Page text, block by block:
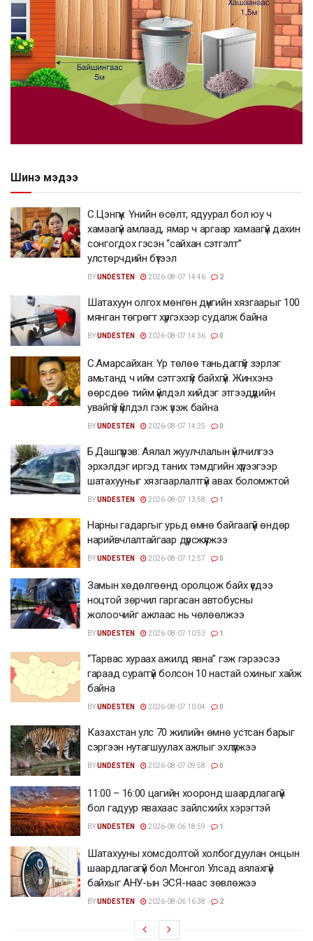
Шинэ мэдээ
С.Цэнгүүн: Үнийн өсөлт, ядуурал бол юу ч
хамаагүй амлаад, ямар ч аргаар хамаагүй дахин
сонгогдох гэсэн “сайхан сэтгэлт”
улстөрчдийн бүтээл
BYUNDESTEN 2026-08-07 14:46 2
Шатахуун олгох мөнгөн дүнгийн хязгаарыг 100
мянган төгрөгт хүргэхээр судалж байна
BYUNDESTEN 2026-08-07 14:36 0
С.Амарсайхан: Үр төлөө таньдаггүй зэрлэг
амьтанд ч ийм сэтгэхгүй байхгүй. Жинхэнэ
өөрсдөө тийм үйлдэл хийдэг этгээдүүдийн
увайгүй үйлдэл гэж үзэж байна
BYUNDESTEN 2026-08-07 14:25 0
Б.Дашпүрэв: Аялал жуулчлалын үйлчилгээ
эрхэлдэг иргэд таних тэмдгийн хүрээгээр
шатахууныг хязгаарлалтгүй авах боломжтой
BYUNDESTEN 2026-08-07 13:58 1
Нарны гадаргыг урьд өмнө байгаагүй өндөр
нарийвчлалтайгаар дүрсжүүлжээ
BYUNDESTEN 2026-08-07 12:57 0
Замын хөдөлгөөнд оролцож байх үедээ
ноцтой зөрчил гаргасан автобусны
жолоочийг ажлаас нь чөлөөлжээ
BYUNDESTEN 2026-08-07 10:53 1
“Тарвас хураах ажилд явна” гэж гэрээсээ
гараад сураггүй болсон 10 настай охиныг хайж
байна
BYUNDESTEN 2026-08-07 10:04 0
Казахстан улс 70 жилийн өмнө устсан барыг
сэргээн нутагшуулах ажлыг эхлүүлжээ
BYUNDESTEN 2026-08-07 09:58 0
11:00 – 16:00 цагийн хооронд шаардлагагүй
бол гадуур явахаас зайлсхийх хэрэгтэй
BYUNDESTEN 2026-08-06 18:59 1
Шатахууны хомсдолтой холбогдуулан онцын
шаардлагагүй бол Монгол Улсад аялахгүй
байхыг АНУ-ын ЭСЯ-наас зөвлөжээ
BYUNDESTEN 2026-08-06 16:38 2